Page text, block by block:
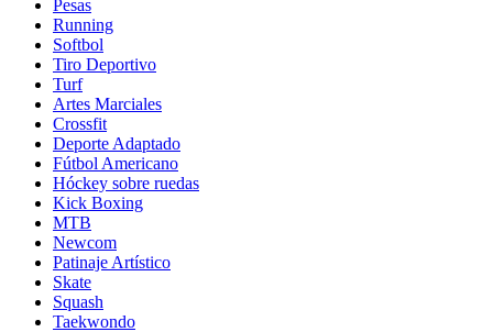
Pesas
Running
Softbol
Tiro Deportivo
Turf
Artes Marciales
Crossfit
Deporte Adaptado
Fútbol Americano
Hóckey sobre ruedas
Kick Boxing
MTB
Newcom
Patinaje Artístico
Skate
Squash
Taekwondo